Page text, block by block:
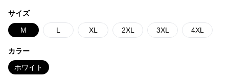
サイズ
M L XL 2XL 3XL 4XL
カラー
ホワイト